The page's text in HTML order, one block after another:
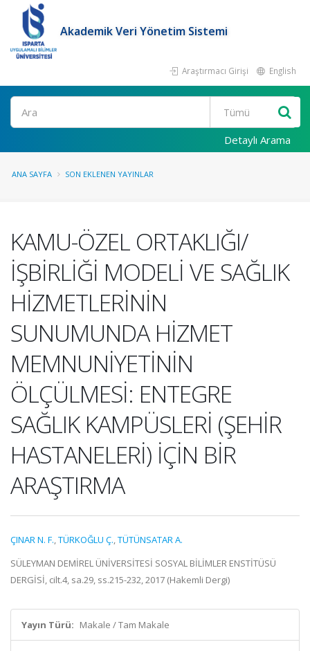
Akademik Veri Yönetim Sistemi
Araştırmacı Girişi English
Ara
Detaylı Arama
ANA SAYFA SON EKLENEN YAYINLAR
KAMU-ÖZEL ORTAKLIĞI/
İŞBİRLİĞİ MODELİ VE SAĞLIK
HİZMETLERİNİN
SUNUMUNDA HİZMET
MEMNUNİYETİNİN
ÖLÇÜLMESİ: ENTEGRE
SAĞLIK KAMPÜSLERİ (ŞEHİR
HASTANELERİ) İÇİN BİR
ARAŞTIRMA
ÇINAR N. F.,TÜRKOĞLU Ç.,TÜTÜNSATAR A.
SÜLEYMAN DEMİREL ÜNİVERSİTESİ SOSYAL BİLİMLER ENSTİTÜSÜ
DERGİSİ, cilt.4, sa.29, ss.215-232, 2017 (Hakemli Dergi)
Yayın Türü: Makale / Tam Makale